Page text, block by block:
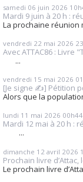
samedi 06 juin 2026
Mardi 9 juin à 20 h :
La prochaine réunion
vendredi 22 mai 2026
Avec ATTAC86 : Livre
...
vendredi 15 mai 2026
[Je signe ✍️] Pétition
Alors que la
lundi 11 mai 2026 00h44
Mardi 12 mai à 20 h :
...
dimanche 12 avril 2026
Prochain livre d’Attac,
Le prochain livre